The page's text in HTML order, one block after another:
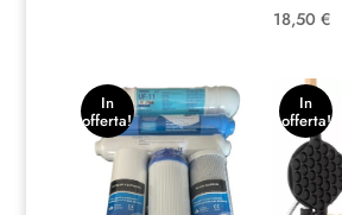
18,50€
In
offerta!
In
offerta!